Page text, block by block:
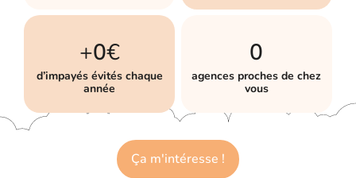
+0€
d’impayés évités chaque
année
0
agences proches de chez
vous
Ça m'intéresse !